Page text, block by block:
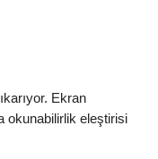
Ekran
okunabilirlik eleştirisi